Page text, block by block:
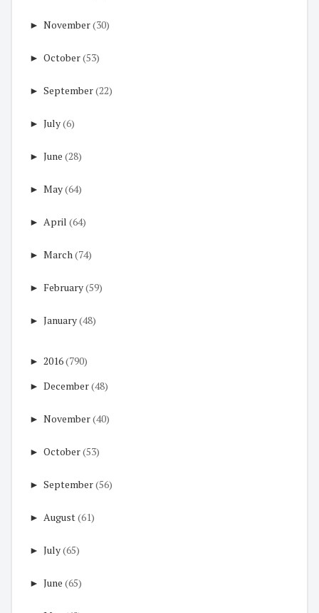
► November(30)
► October(53)
► September(22)
► July(6)
► June (28)
► May(64)
► April (64)
► March(74)
► February(59)
► January(48)
► 2016(790)
► December(48)
► November(40)
► October(53)
► September(56)
► August(61)
► July(65)
► June (65)